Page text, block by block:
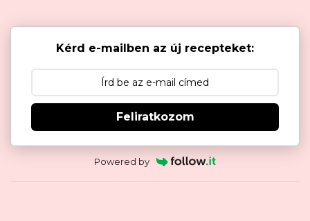
Kérd e-mailben az új recepteket:
Feliratkozom
Powered by